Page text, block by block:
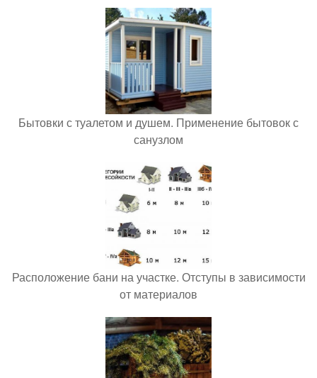
Бытовки с туалетом и душем. Применение бытовок с
санузлом
Расположение бани на участке. Отступы в зависимости
от материалов